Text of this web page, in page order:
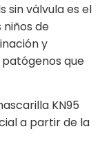
sin válvula es el
de
y
que
KN95
a partir de la